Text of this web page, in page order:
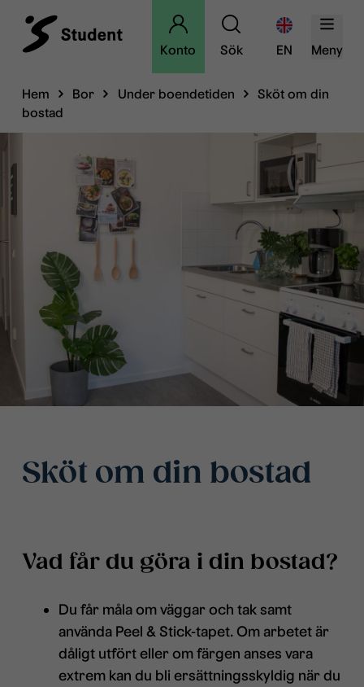
Konto Sök EN Meny
Hem Bor Under boendetiden
Sköt om din
bostad
Sköt om din bostad
Vad får du göra i din bostad?
Du får måla om väggar och tak samt
använda Peel & Stick-tapet. Om arbetet är
dåligt utfört eller om färgen anses vara
extrem kan du bli ersättningsskyldig när du